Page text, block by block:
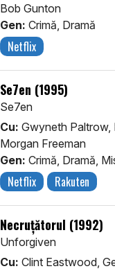
Bob Gunton
Gen: Crimă, Dramă
Netflix
Se7en (1995)
Se7en
Cu: Gwyneth Paltrow,
Morgan Freeman
Gen: Crimă, Dramă,
Netflix Rakuten
Necruțătorul (1992)
Unforgiven
Cu: Clint Eastwood,